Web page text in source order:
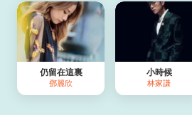
仍留在這裏
鄧麗欣
小時候
林家謙